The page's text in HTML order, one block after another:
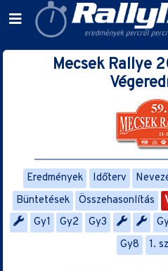
Mecsek Rallye
Eredmények Időterv
Büntetések
Összehasonlítás
Gy1
Gy2 Gy3
Gy8
1.